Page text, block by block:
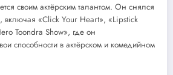
своим актёрским талантом. Он снялся
включая «Click Your Heart», «Lipstick
Toondra Show», где он
способности в актёрском и комедийном